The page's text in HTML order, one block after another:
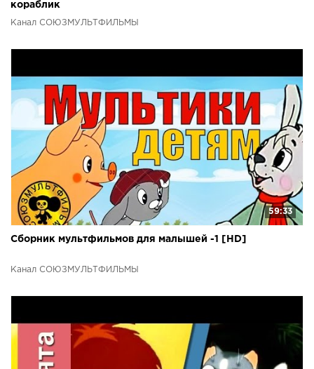
кораблик
Канал СОЮЗМУЛЬТФИЛЬМЫ
59:33
Сборник мультфильмов для малышей -1 [HD]
Канал СОЮЗМУЛЬТФИЛЬМЫ